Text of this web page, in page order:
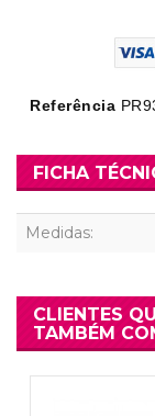
Referência
FICHA
Medidas:
CLIENTES
TAMBÉM